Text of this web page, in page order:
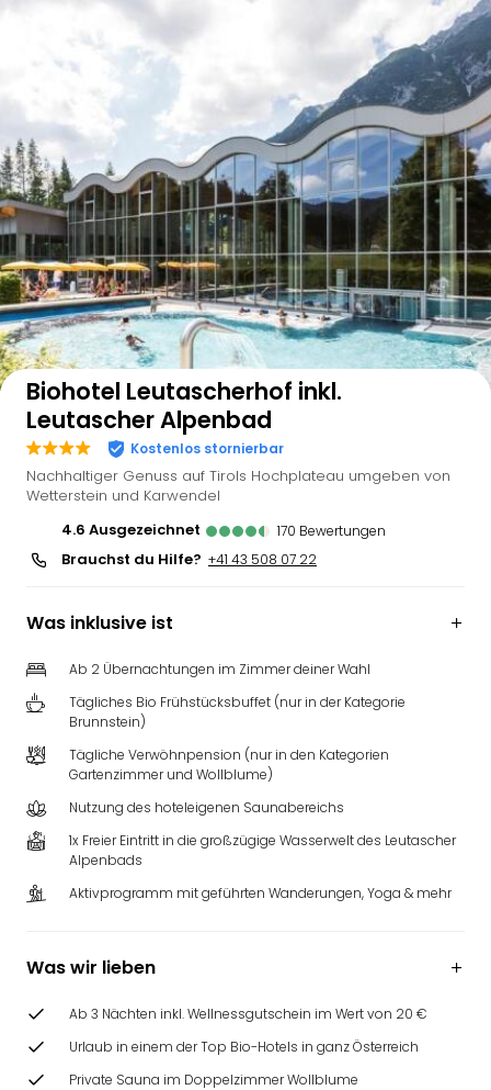
Auf der Karte anzeigen
Biohotel Leutascherhof inkl.
Leutascher Alpenbad
Kostenlos stornierbar
Nachhaltiger Genuss auf Tirols Hochplateau umgeben von
Wetterstein und Karwendel
4.6
ausgezeichnet 170 Bewertungen
Brauchst du Hilfe? +41 43 508 07 22
Was inklusive ist
Ab 2 Übernachtungen im Zimmer deiner Wahl
Tägliches Bio Frühstücksbuffet (nur in der Kategorie
Brunnstein)
Tägliche Verwöhnpension (nur in den Kategorien
Gartenzimmer und Wollblume)
Nutzung des hoteleigenen Saunabereichs
1x Freier Eintritt in die großzügige Wasserwelt des Leutascher
Alpenbads
Aktivprogramm mit geführten Wanderungen, Yoga & mehr
Was wir lieben
Ab 3 Nächten inkl. Wellnessgutschein im Wert von 20 €
Urlaub in einem der Top Bio-Hotels in ganz Österreich
Private Sauna im Doppelzimmer Wollblume